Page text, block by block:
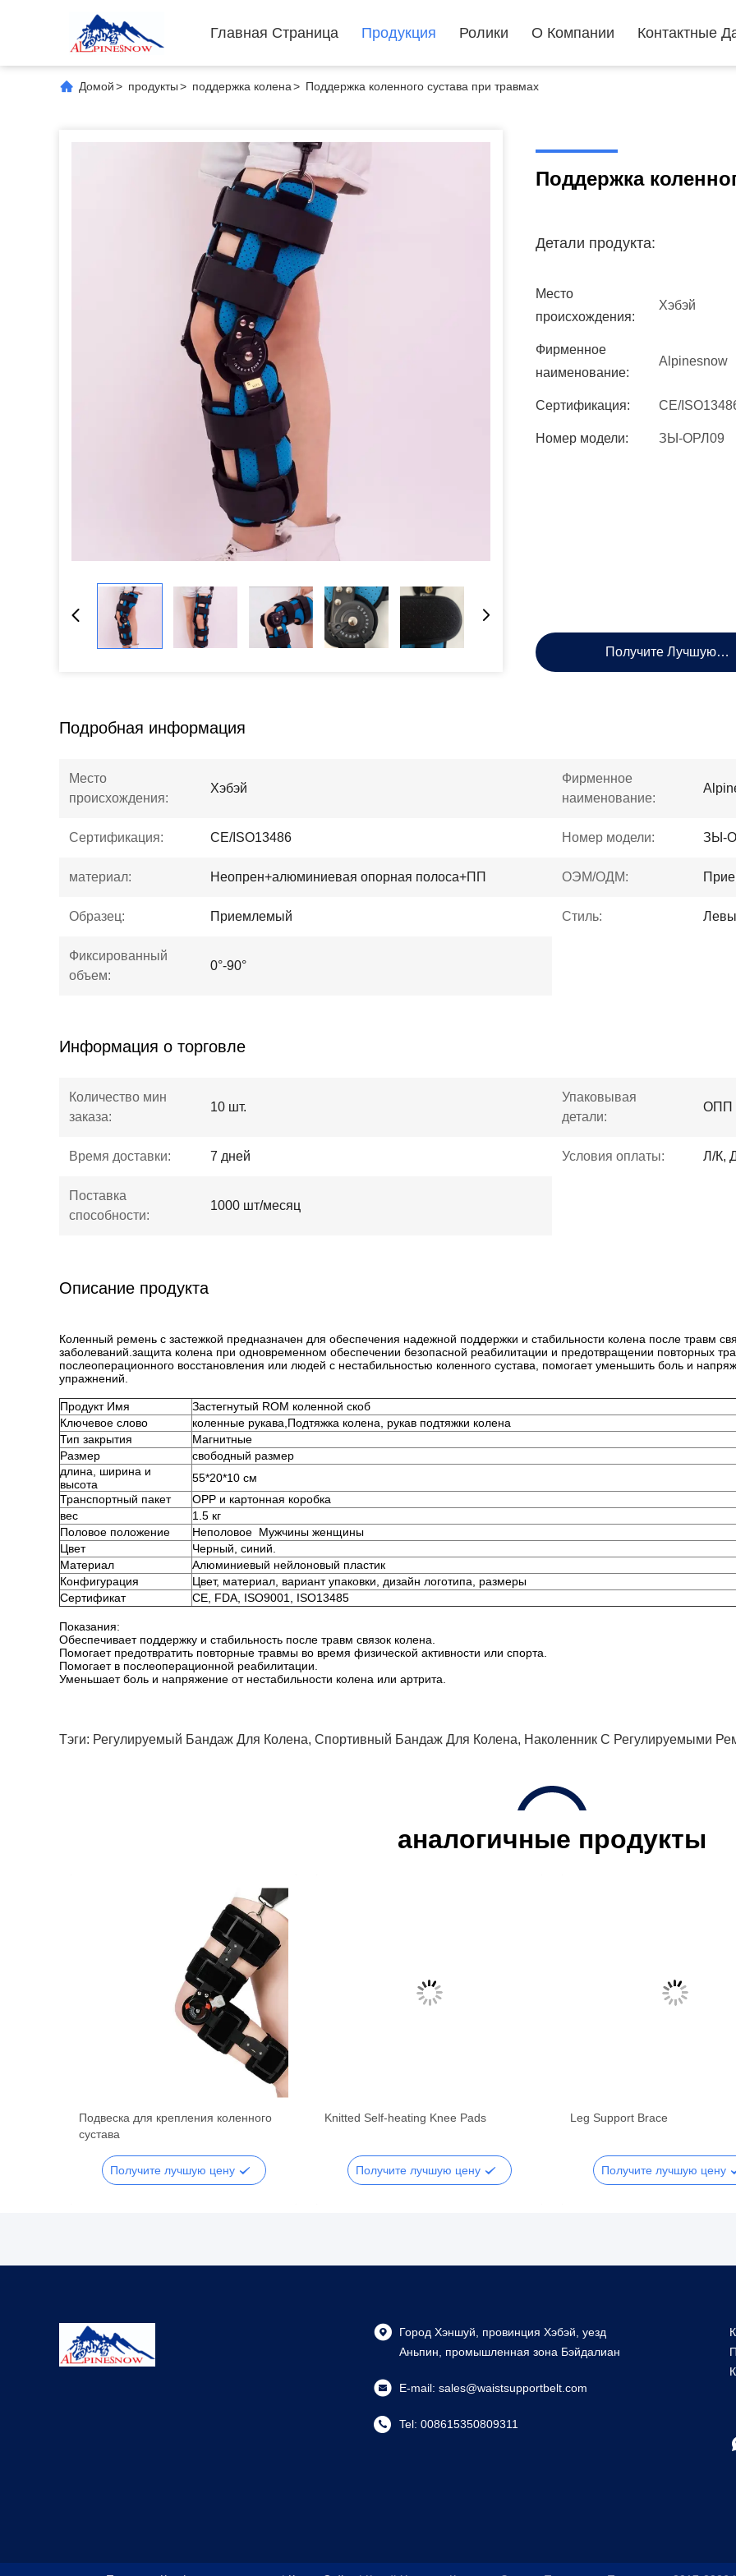
Главная Страница Продукция Ролики О Компании Контактные
Домой> продукты> поддержка колена> Поддержка коленного сустава при травмах
Поддержка
Детали продукта:
Место
происхождения:
Хэбэй
Фирменное
наименование:
Alpinesnow
Сертификация: CE/
Номер модели: ЗЫ-ОРЛ09
Получите Лучшую
Подробная информация
Место
происхождения:
Хэбэй
Фирменное
наименование:
Сертификация: CE/ISO13486 Номер модели: ЗЫ-
материал: Неопрен+алюминиевая опорная полоса+ПП ОЭМ/ОДМ:
Образец: Приемлемый Стиль:
Фиксированный
объем:
0°-90°
Информация о торговле
Количество мин
заказа:
10 шт.
Упаковывая
детали:
ОПП
Время доставки: 7 дней Условия оплаты: Л/К,
Поставка
способности:
1000 шт/месяц
Описание продукта
Коленный ремень с застежкой предназначен для обеспечения надежной поддержки и стабильности колена после травм
заболеваний.защита колена при одновременном обеспечении безопасной реабилитации и предотвращении повторных
послеоперационного восстановления или людей с нестабильностью коленного сустава, помогает уменьшить боль и
упражнений.
Продукт Имя
Застегнутый ROM коленной скоб
Ключевое слово
коленные рукава Подтяжка колена, рукав подтяжки колена
Тип закрытия
Магнитные
Размер
свободный размер
длина, ширина и
высота
55*20*10 см
Транспортный пакет
OPP и картонная коробка
вес
1.5 кг
Половое положение
Неполовое Мужчины женщины
Цвет
Черный, синий.
Материал
Алюминиевый нейлоновый пластик
Конфигурация
Цвет, материал, вариант упаковки, дизайн логотипа, размеры
Сертификат
CE, FDA, ISO9001, ISO13485
Показания:
Обеспечивает поддержку и стабильность после травм связок колена.
Помогает предотвратить повторные травмы во время физической активности или спорта.
Помогает в послеоперационной реабилитации.
Уменьшает боль и напряжение от нестабильности колена или артрита.
Тэги: Регулируемый Бандаж Для Колена, Спортивный Бандаж Для Колена, Наколенник С Регулируемыми
аналогичные продукты
Подвеска для крепления коленного
сустава
Получите лучшую цену
Knitted Self-heating Knee Pads
Получите лучшую цену
Leg Support Brace
Получите лучшую цену
Город Хэншуй, провинция Хэбэй, уезд
Аньпин, промышленная зона Бэйдалиан
E-mail: sales@waistsupportbelt.com
Tel: 008615350809311